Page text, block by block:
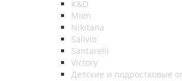
K&D
Mien
Nikitana
Salivio
Santarelli
Victory
Детские и подростковые